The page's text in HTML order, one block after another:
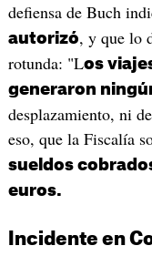
defiensa de Buch
autorizó, y que lo
rotunda: "Los
generaron
desplazamiento, ni
eso, que la Fiscalía
sueldos
euros.
Incidente en